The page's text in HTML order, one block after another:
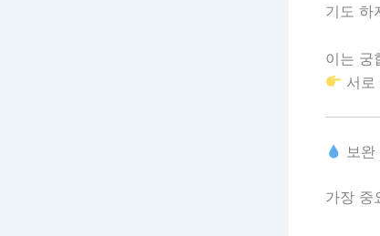
기도 하
이는 궁
서로
보
가장 중